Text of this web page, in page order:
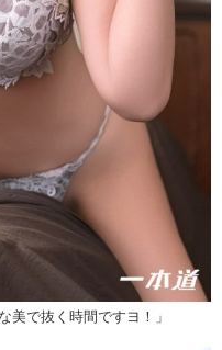
美で抜く時間ですヨ！」